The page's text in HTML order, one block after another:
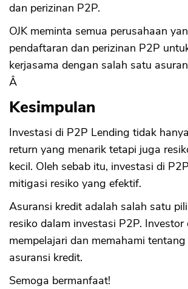
dan perizinan P2P.
OJK meminta semua perusahaan
pendaftaran dan perizinan P2P
kerjasama dengan salah satu
Â
Kesimpulan
Investasi di P2P Lending tidak
return yang menarik tetapi juga
kecil. Oleh sebab itu, investasi di
mitigasi resiko yang efektif.
Asuransi kredit adalah salah satu
resiko dalam investasi P2P. Investor
mempelajari dan memahami
asuransi kredit.
Semoga bermanfaat!